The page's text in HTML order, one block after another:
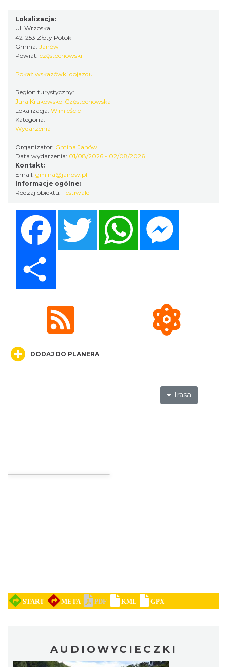
Koncert finałowy Letniego Jurajskiego
Festiwalu Muzycznego 2026
Częstochowa
21.98 km
Światowy Festiwal Prażonek w Porębie
Poręba
2026-09-05
Festiwal Miłośników Koni i Muzyki "Z
Kopyta"
Noc Perseidów w Grodzie na Górze Birów
Międzynarodowy Turniej Rycerski w
Podzamczu 2026
Lokalizacja:
Ul. Wrzoska
42-253 Złoty Potok
Gmina: Janów
Powiat: częstochowski
Pokaż wskazówki dojazdu
Region turystyczny:
Jura Krakowsko-Częstochowska
Lokalizacja: W mieście
Kategoria:
Wydarzenia
Organizator: Gmina Janów
Data wydarzenia: 01/08/2026 - 02/08/2026
Kontakt:
Email: gmina@janow.pl
Informacje ogólne:
Rodzaj obiektu: Festiwale
Twitter WhatsApp
DODAJ DO PLANERA
Trasa
AUDIOWYCIECZKI